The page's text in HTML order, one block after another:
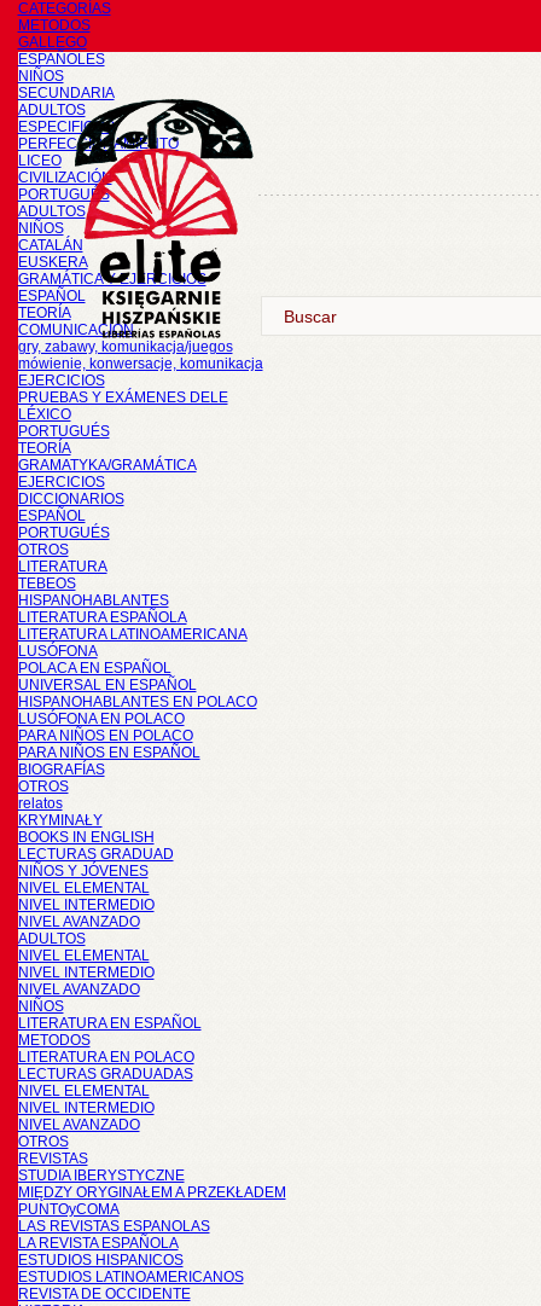
CATEGORÍAS
METODOS
GALLEGO
ESPAÑOLES
NIÑOS
SECUNDARIA
ADULTOS
ESPECIFICOS
PERFECCIONAMIENTO
LICEO
CIVILIZACIÓN
PORTUGUÉS
ADULTOS
NIÑOS
CATALÁN
EUSKERA
GRAMÁTICA Y EJERCICIOS
ESPAÑOL
TEORÍA
COMUNICACIÓN
gry, zabawy, komunikacja/juegos
mówienie, konwersacje, komunikacja
EJERCICIOS
PRUEBAS Y EXÁMENES DELE
LÉXICO
PORTUGUÉS
TEORÍA
GRAMATYKA/GRAMÁTICA
EJERCICIOS
DICCIONARIOS
ESPAÑOL
PORTUGUÉS
OTROS
LITERATURA
TEBEOS
HISPANOHABLANTES
LITERATURA ESPAÑOLA
LITERATURA LATINOAMERICANA
LUSÓFONA
POLACA EN ESPAÑOL
UNIVERSAL EN ESPAÑOL
HISPANOHABLANTES EN POLACO
LUSÓFONA EN POLACO
PARA NIÑOS EN POLACO
PARA NIÑOS EN ESPAÑOL
BIOGRAFÍAS
OTROS
relatos
KRYMINAŁY
BOOKS IN ENGLISH
LECTURAS GRADUAD
NIÑOS Y JÓVENES
NIVEL ELEMENTAL
NIVEL INTERMEDIO
NIVEL AVANZADO
ADULTOS
NIVEL ELEMENTAL
NIVEL INTERMEDIO
NIVEL AVANZADO
NIÑOS
LITERATURA EN ESPAÑOL
METODOS
LITERATURA EN POLACO
LECTURAS GRADUADAS
NIVEL ELEMENTAL
NIVEL INTERMEDIO
NIVEL AVANZADO
OTROS
REVISTAS
STUDIA IBERYSTYCZNE
MIĘDZY ORYGINAŁEM A PRZEKŁADEM
PUNTOyCOMA
LAS REVISTAS ESPANOLAS
LA REVISTA ESPAÑOLA
ESTUDIOS HISPANICOS
ESTUDIOS LATINOAMERICANOS
REVISTA DE OCCIDENTE